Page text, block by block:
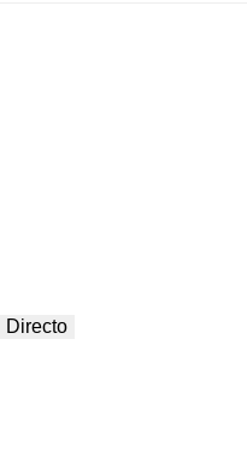
Directo